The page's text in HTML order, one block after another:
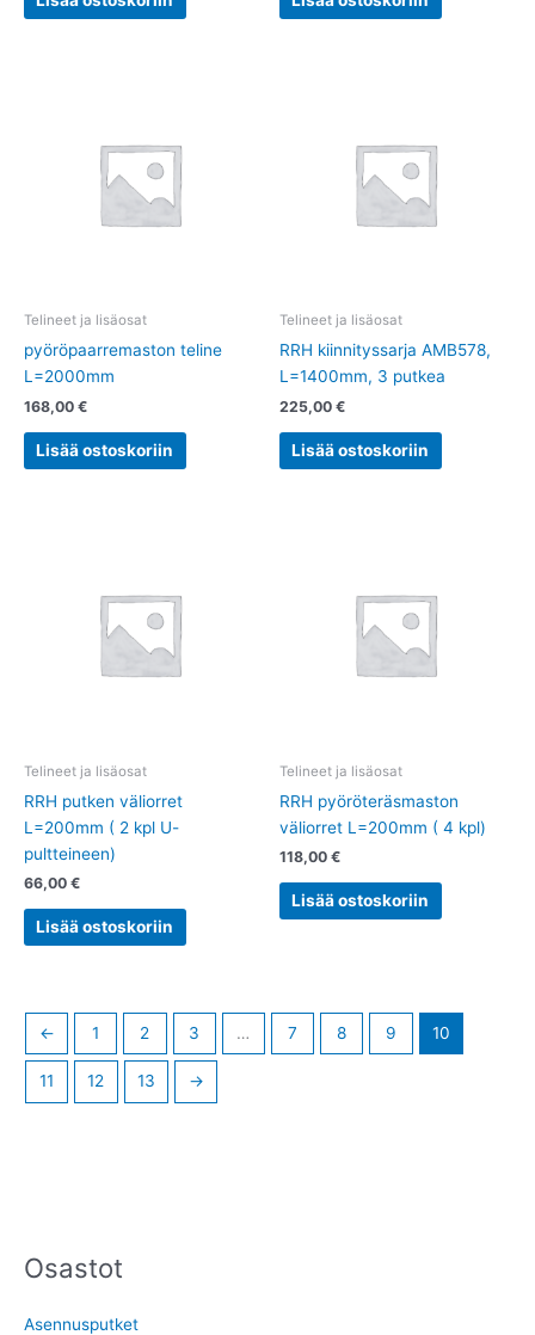
Osastot
Asennusputket
Telineet ja lisäosat
pyöröpaarremaston teline
L=2000mm
168,00 €
Lisää ostoskoriin
Telineet ja lisäosat
RRH kiinnityssarja AMB578,
L=1400mm, 3 putkea
225,00 €
Lisää ostoskoriin
Telineet ja lisäosat
RRH putken väliorret
L=200mm ( 2 kpl U-
pultteineen)
66,00 €
Lisää ostoskoriin
Telineet ja lisäosat
RRH pyöröteräsmaston
väliorret L=200mm ( 4 kpl)
118,00 €
Lisää ostoskoriin
← 1 2 3 … 7 8 9 10
11 12 13 →